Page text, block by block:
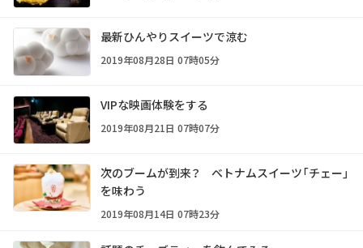
最新ひんやりスイーツで涼む
2019年08月28日 07時05分
VIPな映画体験をする
2019年08月21日 07時07分
次のブームが到来？ ベトナムスイーツ「チェー」
を味わう
2019年08月14日 07時23分